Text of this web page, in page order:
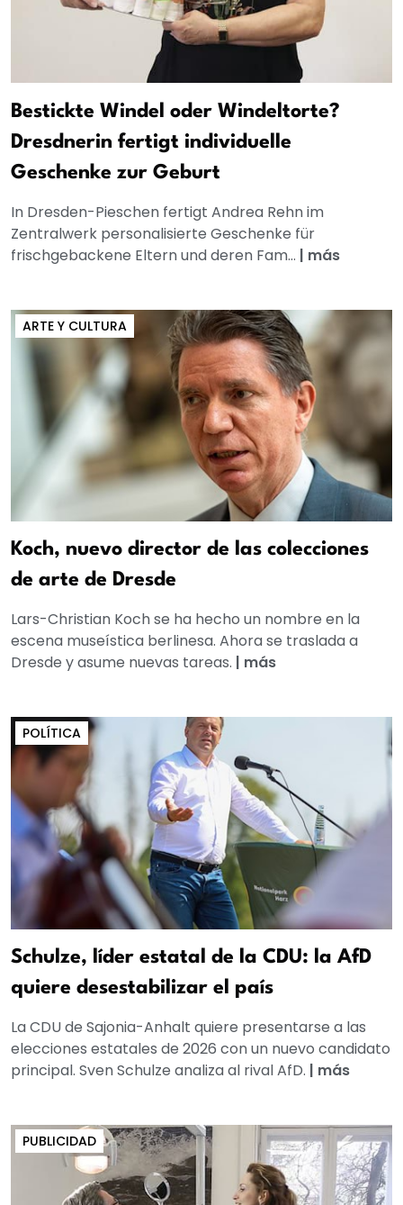
Bestickte Windel oder Windeltorte?
Dresdnerin fertigt individuelle
Geschenke zur Geburt
In Dresden-Pieschen fertigt Andrea Rehn im
Zentralwerk personalisierte Geschenke für
frischgebackene Eltern und deren Fam... | más
ARTE Y CULTURA
Koch, nuevo director de las colecciones
de arte de Dresde
Lars-Christian Koch se ha hecho un nombre en la
escena museística berlinesa. Ahora se traslada a
Dresde y asume nuevas tareas. | más
POLÍTICA
Schulze, líder estatal de la CDU: la AfD
quiere desestabilizar el país
La CDU de Sajonia-Anhalt quiere presentarse a las
elecciones estatales de 2026 con un nuevo candidato
principal. Sven Schulze analiza al rival AfD. | más
PUBLICIDAD